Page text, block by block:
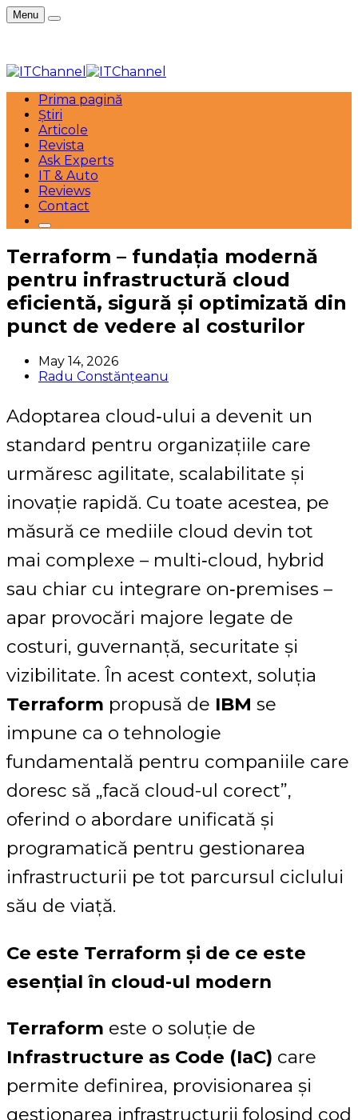
Menu
Prima pagină
Știri
Articole
Revista
Ask Experts
IT & Auto
Reviews
Contact
Terraform – fundația modernă
pentru infrastructură cloud
eficientă, sigură și optimizată din
punct de vedere al costurilor
May 14, 2026
Radu Constănțeanu
Adoptarea cloud‑ului a devenit un
standard pentru organizațiile care
urmăresc agilitate, scalabilitate și
inovație rapidă. Cu toate acestea, pe
măsură ce mediile cloud devin tot
mai complexe – multi‑cloud, hybrid
sau chiar cu integrare on‑premises –
apar provocări majore legate de
costuri, guvernanță, securitate și
vizibilitate. În acest context, soluția
Terraform propusă de IBM se
impune ca o tehnologie
fundamentală pentru companiile care
doresc să „facă cloud-ul corect”,
oferind o abordare unificată și
programatică pentru gestionarea
infrastructurii pe tot parcursul ciclului
său de viață.
Ce este Terraform și de ce este
esențial în cloud-ul modern
Terraform este o soluție de
Infrastructure as Code (IaC) care
permite definirea, provisionarea și
gestionarea infrastructurii folosind cod